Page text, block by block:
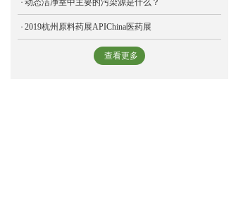
动态洁净室中主要的污染源是什么？
2019杭州原料药展APIChina医药展
查看更多